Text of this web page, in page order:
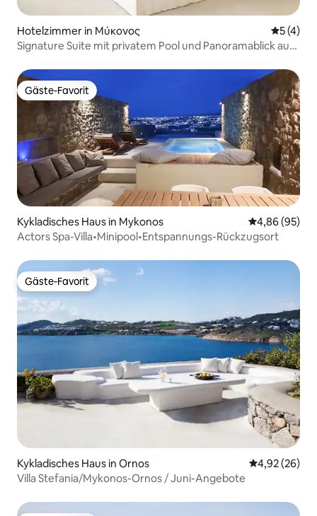
Hotelzimmer in Μύκονος
5 (4)
Signature Suite mit privatem Pool und Panoramablick auf
Gäste-Favorit
Gäste-Favorit
Kykladisches Haus in Mykonos
4,86 (95)
Actors Spa-Villa•Minipool•Entspannungs-Rückzugsort
Gäste-Favorit
Gäste-Favorit
Kykladisches Haus in Ornos
4,92 (26)
Villa Stefania/Mykonos-Ornos / Juni-Angebote